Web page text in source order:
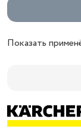
Показать